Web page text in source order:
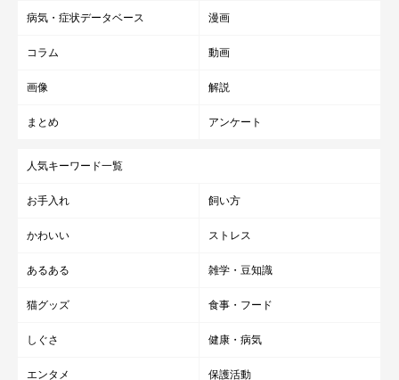
病気・症状データベース 漫画
コラム 動画
画像 解説
まとめ アンケート
人気キーワード一覧
お手入れ 飼い方
かわいい ストレス
あるある 雑学・豆知識
猫グッズ 食事・フード
しぐさ 健康・病気
エンタメ 保護活動